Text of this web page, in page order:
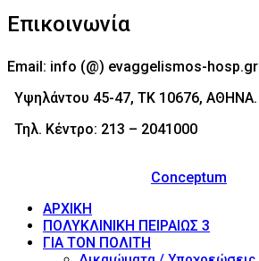
Επικοινωνία
Email: info (@) evaggelismos-hosp.gr
Υψηλάντου 45-47, ΤΚ 10676, ΑΘΗΝΑ.
Τηλ. Κέντρο: 213 – 2041000
Conceptum
ΑΡΧΙΚΗ
ΠΟΛΥΚΛΙΝΙΚΗ ΠΕΙΡΑΙΩΣ 3
ΓΙΑ ΤΟΝ ΠΟΛΙΤΗ